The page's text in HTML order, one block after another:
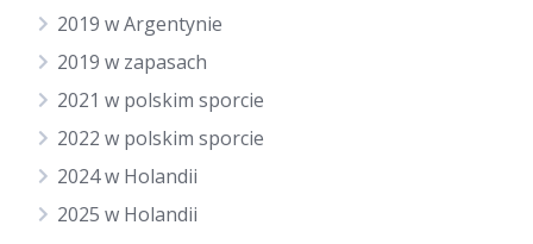
2019 w Argentynie
2019 w zapasach
2021 w polskim sporcie
2022 w polskim sporcie
2024 w Holandii
2025 w Holandii